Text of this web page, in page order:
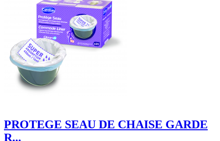
PROTEGE SEAU DE CHAISE GARDE
R...